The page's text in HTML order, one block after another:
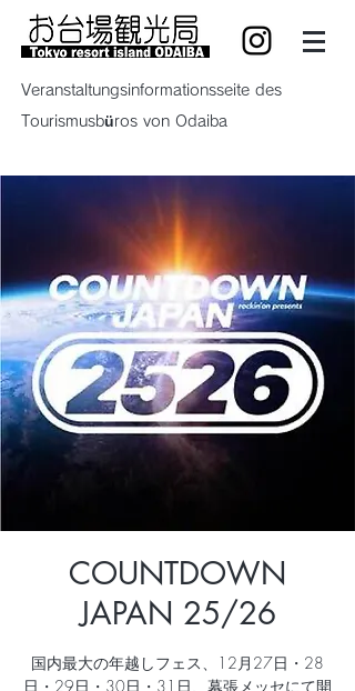
Veranstaltungsinformationsseite des
Tourismusbüros von Odaiba
COUNTDOWN
JAPAN 25/26
国内最大の年越しフェス、12月27日・28
日・29日・30日・31日、幕張メッセにて開